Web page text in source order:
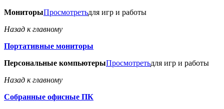
МониторыПросмотретьдля игр и работы
Назад к главному
Портативные мониторы
Персональные компьютерыПросмотретьдля игр и работы
Назад к главному
Собранные офисные ПК